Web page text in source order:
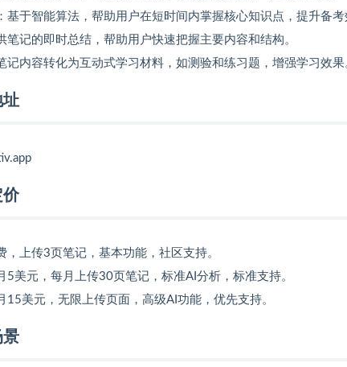
：基于智能算法，帮助用户在短时间内掌握核心知识点，提升备考
笔记的即时总结，帮助用户快速把握主要内容和结构。
记内容转化为互动式学习材料，如测验和练习题，增强学习效果
址
价
，上传3页笔记，基本功能，社区支持。
5美元，每月上传30页笔记，标准AI分析，标准支持。
15美元，无限上传页面，高级AI功能，优先支持。
景